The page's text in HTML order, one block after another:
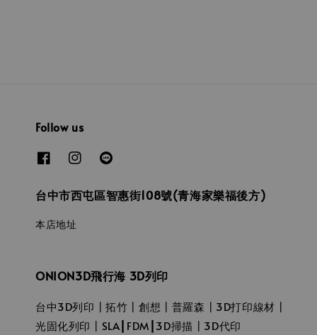
Follow us
台中市西屯區智惠街108號(青海家樂福後方)
本店地址
ONION3D飛行海 3D列印
台中3D列印┃拓竹┃創想┃普羅森┃3D打印線材┃
光固化列印┃SLA┃FDM┃3D掃描┃3D代印